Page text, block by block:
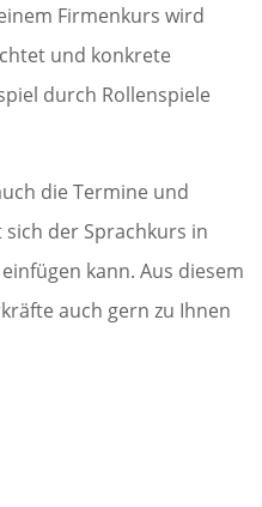
Firmenkurs wird
und konkrete
durch Rollenspiele
die Termine und
der Sprachkurs in
kann. Aus diesem
auch gern zu Ihnen